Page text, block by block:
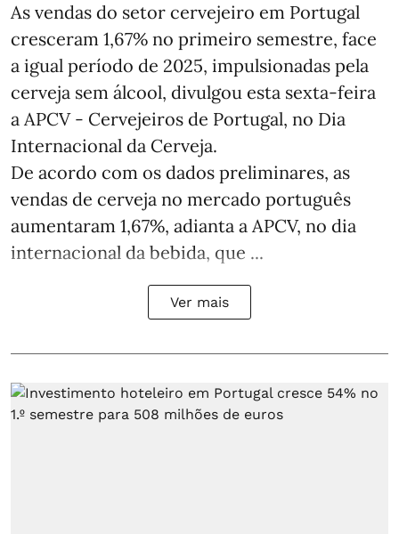
As vendas do setor cervejeiro em Portugal
cresceram 1,67% no primeiro semestre, face
a igual período de 2025, impulsionadas pela
cerveja sem álcool, divulgou esta sexta-feira
a APCV - Cervejeiros de Portugal, no Dia
Internacional da Cerveja.
De acordo com os dados preliminares, as
vendas de cerveja no mercado português
aumentaram 1,67%, adianta a APCV, no dia
internacional da bebida, que ...
Ver mais